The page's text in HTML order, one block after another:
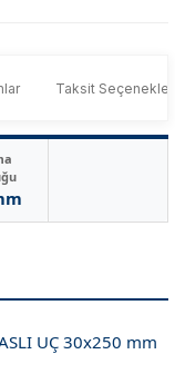
Taksit
UÇ 30x250 mm